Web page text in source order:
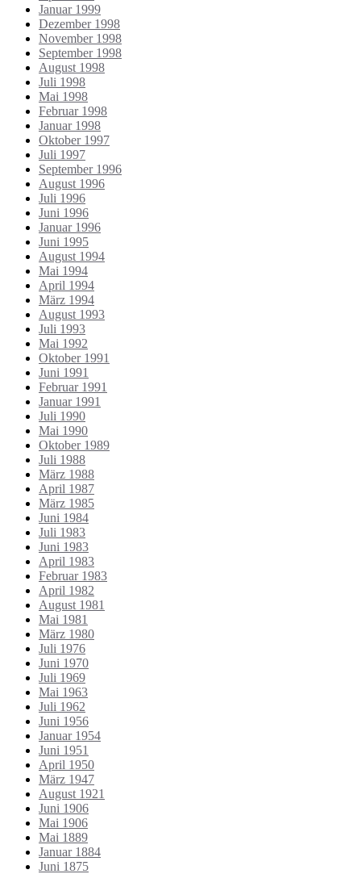
Januar 1999
Dezember 1998
November 1998
September 1998
August 1998
Juli 1998
Mai 1998
Februar 1998
Januar 1998
Oktober 1997
Juli 1997
September 1996
August 1996
Juli 1996
Juni 1996
Januar 1996
Juni 1995
August 1994
Mai 1994
April 1994
März 1994
August 1993
Juli 1993
Mai 1992
Oktober 1991
Juni 1991
Februar 1991
Januar 1991
Juli 1990
Mai 1990
Oktober 1989
Juli 1988
März 1988
April 1987
März 1985
Juni 1984
Juli 1983
Juni 1983
April 1983
Februar 1983
April 1982
August 1981
Mai 1981
März 1980
Juli 1976
Juni 1970
Juli 1969
Mai 1963
Juli 1962
Juni 1956
Januar 1954
Juni 1951
April 1950
März 1947
August 1921
Juni 1906
Mai 1906
Mai 1889
Januar 1884
Juni 1875